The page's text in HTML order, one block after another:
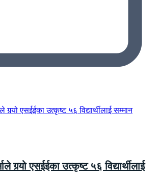
गर्‍यो एसईईका उत्कृष्ट ५६ विद्यार्थीलाई